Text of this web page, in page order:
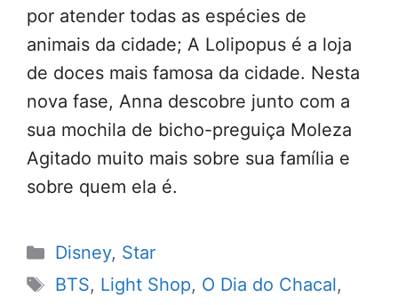
por atender todas as espécies de
animais da cidade; A Lolipopus é a loja
de doces mais famosa da cidade. Nesta
nova fase, Anna descobre junto com a
sua mochila de bicho-preguiça Moleza
Agitado muito mais sobre sua família e
sobre quem ela é.
Categorias
Disney, Star
Tags
BTS, Light Shop, O Dia do Chacal,